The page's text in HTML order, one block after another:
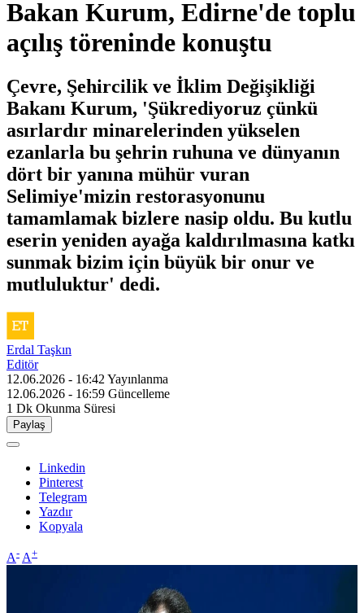
Bakan Kurum, Edirne'de toplu
açılış töreninde konuştu
Çevre, Şehircilik ve İklim Değişikliği
Bakanı Kurum, 'Şükrediyoruz çünkü
asırlardır minarelerinden yükselen
ezanlarla bu şehrin ruhuna ve dünyanın
dört bir yanına mühür vuran
Selimiye'mizin restorasyonunu
tamamlamak bizlere nasip oldu. Bu kutlu
eserin yeniden ayağa kaldırılmasına katkı
sunmak bizim için büyük bir onur ve
mutluluktur' dedi.
Erdal Taşkın
Editör
12.06.2026 - 16:42 Yayınlanma
12.06.2026 - 16:59 Güncelleme
1 Dk Okunma Süresi
Paylaş
Linkedin
Pinterest
Telegram
Yazdır
Kopyala
A- A+